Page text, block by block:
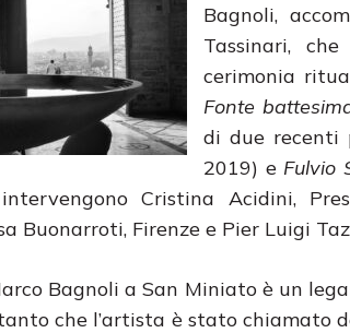
Bagnoli,
Tassinari,
cerimonia
Fonte
di due recenti
2019) e Fulvio
Cristina Acidini,
Buonarroti, Firenze e Pier Luigi
Bagnoli a San Miniato è un
che l’artista è stato chiamato